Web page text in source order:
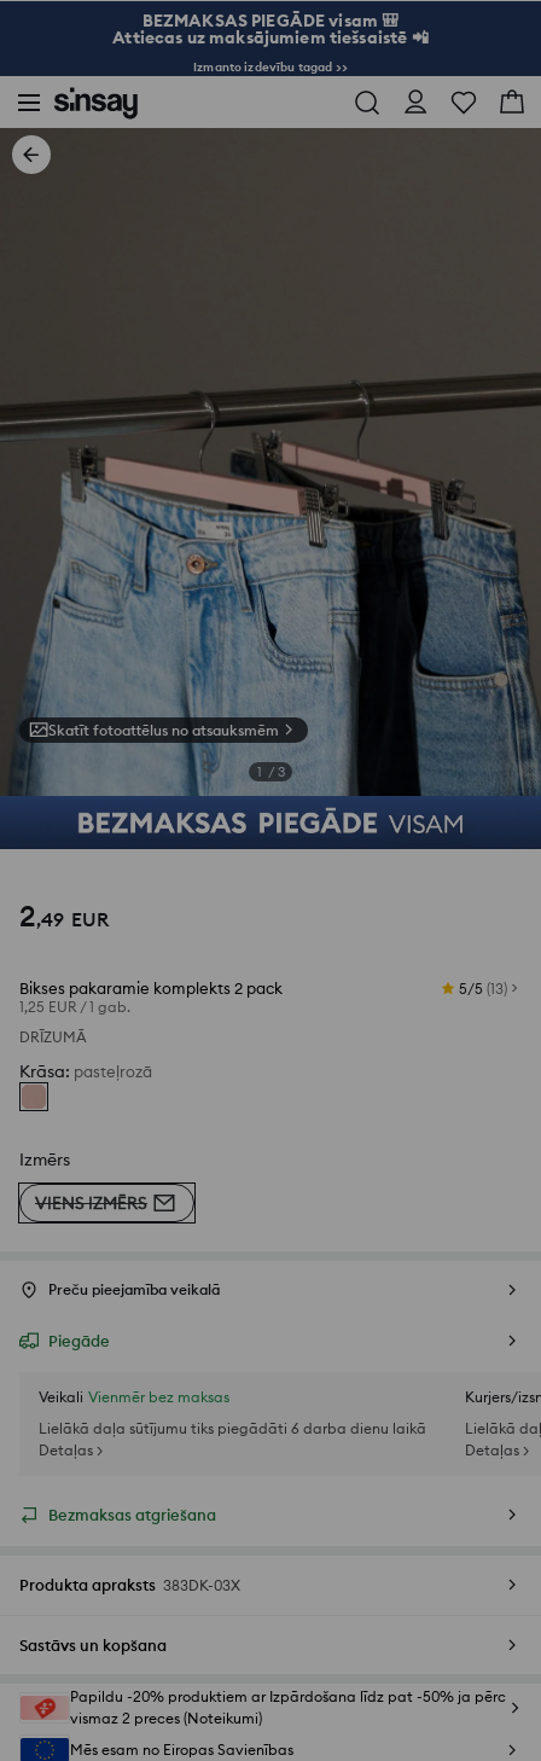
BEZMAKSAS PIEGĀDE visam 🎒
Attiecas uz maksājumiem tiešsaistē 📲
Izmanto izdevību tagad >>
Skatīt fotoattēlus no atsauksmēm
1 / 3
2,49 EUR
Bikses pakaramie komplekts 2 pack
1,25 EUR /1 gab.
5/5 (13)
DRĪZUMĀ
Krāsa: pasteļrozā
Izmērs
VIENS IZMĒRS
Preču pieejamība veikalā
Piegāde
Veikali Vienmēr bez maksas
Lielākā daļa sūtījumu tiks piegādāti 6 darba dienu laikā
Detaļas >
Kurjers/
Lielākā
Detaļas >
Bezmaksas atgriešana
Produkta apraksts 383DK-03X
Sastāvs un kopšana
Papildu -20% produktiem ar Izpārdošana līdz pat -50% ja pērc
vismaz 2 preces (Noteikumi)
Mēs esam no Eiropas Savienības